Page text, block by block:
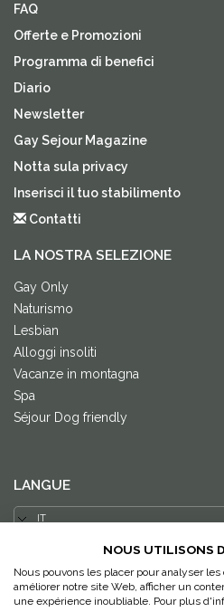
FAQ
Offerte e Promozioni
Programma di benefici
Diario
Newsletter
Gay Sejour Magazine
Notta sula privacy
Inserisci il tuo stabilimento
Contatti
LA NOSTRA SELEZIONE
Gay Only
Naturismo
Lesbian
Alloggi insoliti
Vacanze in montagna
Spa
Séjour Dog friendly
LANGUE
Follow us Facebook
Follow us Twitter
NOUS UTILISONS
Nous pouvons les placer pour analyser
améliorer notre site Web, afficher un
une expérience inoubliable. Pour plus